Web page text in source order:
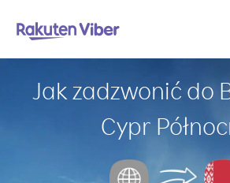
Jak zadzwonić do
Cypr